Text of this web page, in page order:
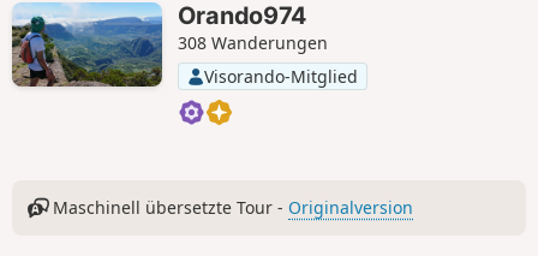
Orando974
308 Wanderungen
Visorando-Mitglied
Maschinell übersetzte Tour - Originalversion